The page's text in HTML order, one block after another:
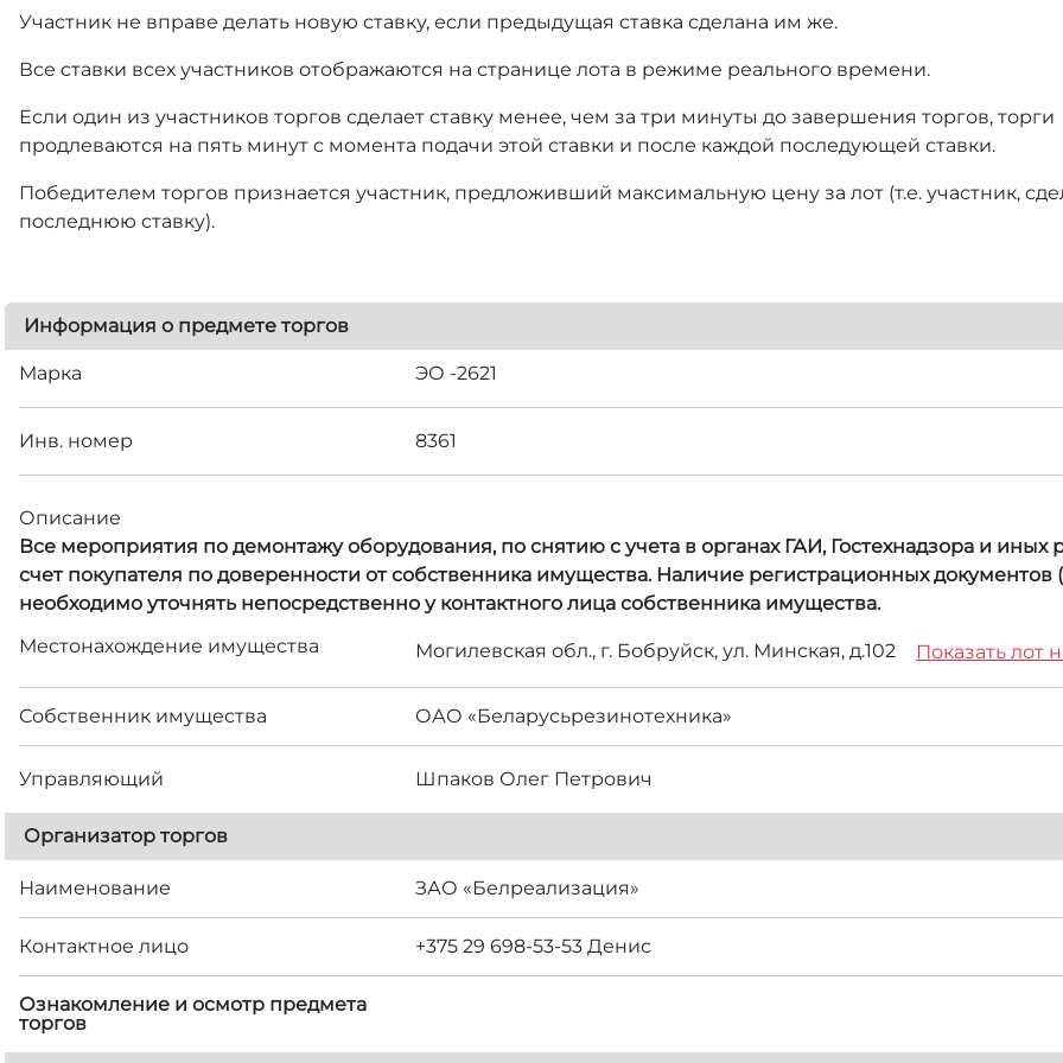
Участник не вправе делать новую ставку, если предыдущая ставка сделана им же.
Все ставки всех участников отображаются на странице лота в режиме реального времени.
Если один из участников торгов сделает ставку менее, чем за три минуты до завершения торгов, торги
продлеваются на пять минут с момента подачи этой ставки и после каждой последующей ставки.
Победителем торгов признается участник, предложивший максимальную цену за лот (т.е. участник,
последнюю ставку).
Информация о предмете торгов
Марка ЭО -2621
Инв. номер 8361
Описание
Все мероприятия по демонтажу оборудования, по снятию с учета в органах ГАИ, Гостехнадзора и
счет покупателя по доверенности от собственника имущества. Наличие регистрационных документов
необходимо уточнять непосредственно у контактного лица собственника имущества.
Местонахождение имущества
Могилевская обл., г. Бобруйск, ул. Минская, д.102 Показать лот
Собственник имущества ОАО «Беларусьрезинотехника»
Управляющий Шпаков Олег Петрович
Организатор торгов
Наименование ЗАО «Белреализация»
Контактное лицо +375 29 698-53-53 Денис
Ознакомление и осмотр предмета
торгов